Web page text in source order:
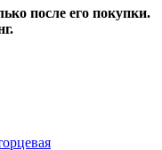
после его покупки.